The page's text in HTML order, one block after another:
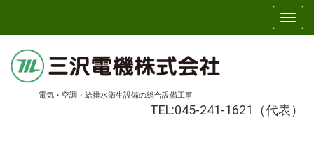
電気・空調・給排水衛生設備の総合設備工事
TEL:045-241-1621（代表）